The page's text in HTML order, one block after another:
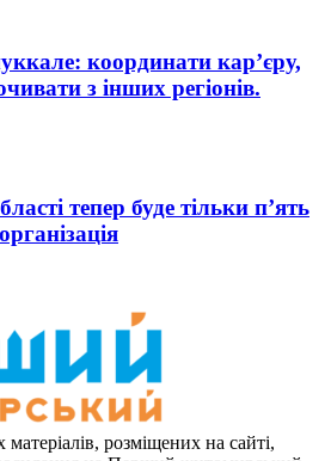
координати кар’єру,
з інших регіонів.
тепер буде тільки п’ять
розміщених на сайті,